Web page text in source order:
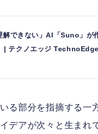
解できない」AI「Suno」
| テクノエッジ TechnoEdge
る部分を指摘する一
デアが次々と生ま